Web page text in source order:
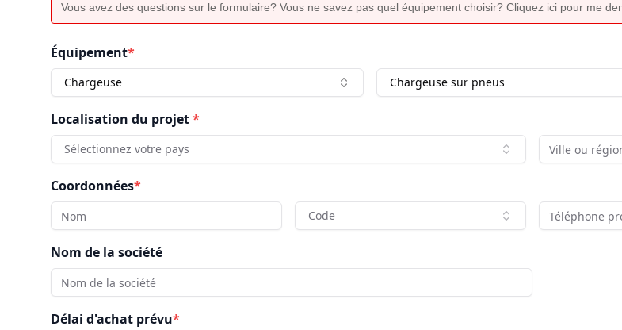
Vous avez des questions sur le formulaire? Vous ne savez pas quel équipement choisir? Cliquez ici pour me
Équipement*
Chargeuse Chargeuse sur pneus
Localisation du projet*
Sélectionnez votre pays
Coordonnées*
Code
Nom de la société
Délai d'achat prévu*